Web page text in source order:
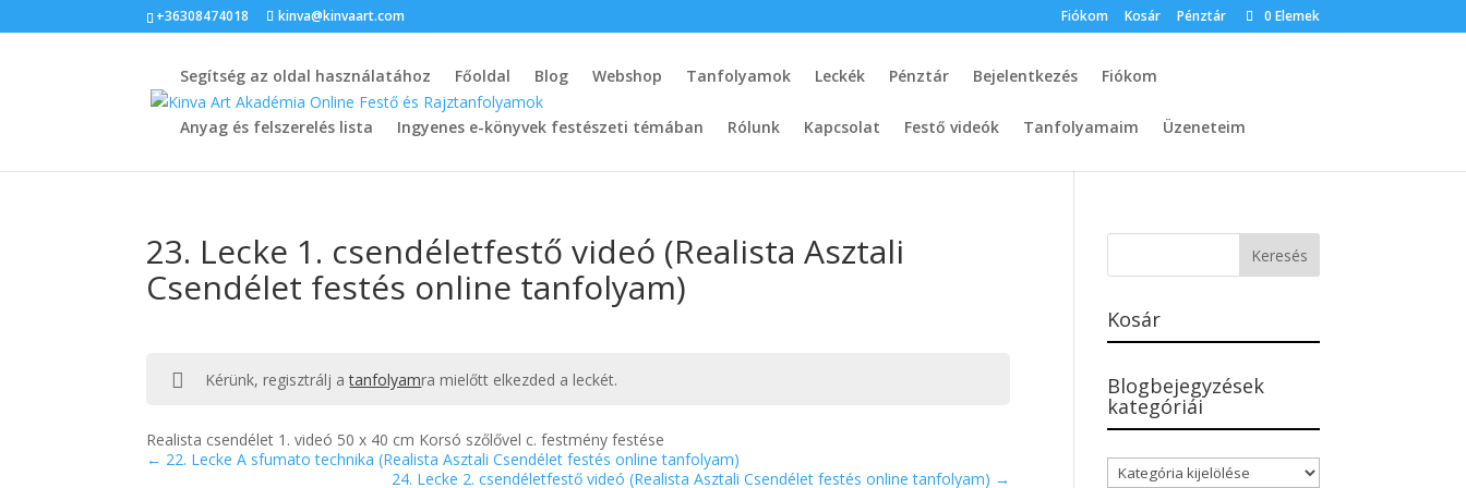
+36308474018 kinva@kinvaart.com Fiókom Kosár Pénztár 0 Elemek
Segítség az oldal használatához Főoldal Blog Webshop Tanfolyamok Leckék Pénztár Bejelentkezés Fiókom
Anyag és felszerelés lista Ingyenes e-könyvek festészeti témában Rólunk Kapcsolat Festő videók Tanfolyamaim Üzeneteim
23. Lecke 1. csendéletfestő videó (Realista Asztali
Csendélet festés online tanfolyam)
Kérünk, regisztrálj atanfolyamra mielőtt elkezded a leckét.
Realista csendélet 1. videó 50 x 40 cm Korsó szőlővel c. festmény festése
22. Lecke A sfumato technika (Realista Asztali Csendélet festés online tanfolyam)
24. Lecke 2. csendéletfestő videó (Realista Asztali Csendélet festés online tanfolyam)
Kosár
Blogbejegyzések
kategóriái
Blogbejegyzések